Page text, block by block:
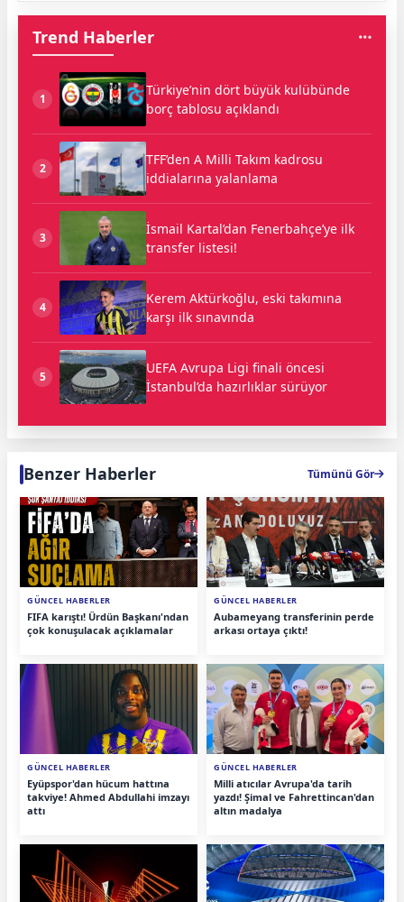
Trend Haberler
1
Türkiye’nin dört büyük kulübünde
borç tablosu açıklandı
2
TFF’den A Milli Takım kadrosu
iddialarına yalanlama
3
İsmail Kartal’dan Fenerbahçe’ye ilk
transfer listesi!
4
Kerem Aktürkoğlu, eski takımına
karşı ilk sınavında
5
UEFA Avrupa Ligi finali öncesi
İstanbul’da hazırlıklar sürüyor
Benzer Haberler Tümünü Gör
GÜNCEL HABERLER
FIFA karıştı! Ürdün Başkanı'ndan
çok konuşulacak açıklamalar
GÜNCEL HABERLER
Aubameyang transferinin perde
arkası ortaya çıktı!
GÜNCEL HABERLER
Eyüpspor'dan hücum hattına
takviye! Ahmed Abdullahi imzayı
attı
GÜNCEL HABERLER
Milli atıcılar Avrupa'da tarih
yazdı! Şimal ve Fahrettincan'dan
altın madalya